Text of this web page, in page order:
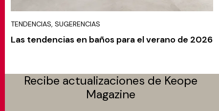
TENDENCIAS, SUGERENCIAS
Las tendencias en baños para el verano de 2026
Recibe actualizaciones de Keope
Magazine